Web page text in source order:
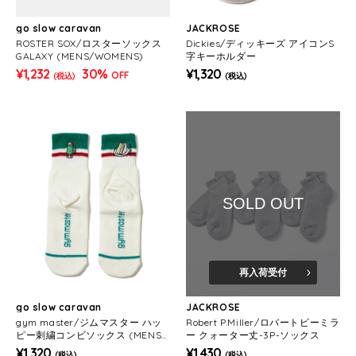
go slow caravan
ROSTER SOX/ロスターソックス
GALAXY (MENS/WOMENS)
¥1,232 (税込) 30% OFF
JACKROSE
Dickies/ディッキーズ アイコンS
字キーホルダー
¥1,320 (税込)
go slow caravan
gym master/ジムマスター ハッ
ピー刺繍コンビソックス (MENS/
WOMENS)
¥1,320
SOLD OUT
再入荷受付
JACKROSE
Robert P.Miller/ロバートピーミラ
ー クォーター丈-3P-ソックス
¥1,430